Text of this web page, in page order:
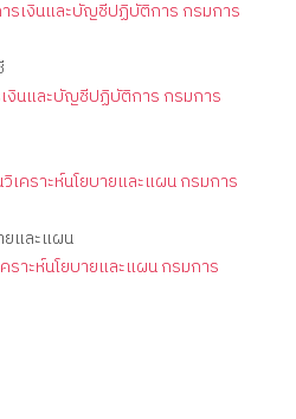
งินและบัญชีปฏิบัติการ กรมการ
ยและแผน
าะห์นโยบายและแผน กรมการ